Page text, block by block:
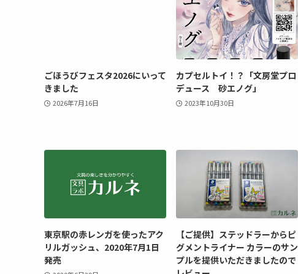
ごほうびフェスタ2026にいって
きました
2026年7月16日
カプセルトイ！？「文房堂プロ
デュース 砂エノグ」
2023年10月30日
東京駅の赤レンガを使ったアク
リルガッシュ、2020年7月1日
発売
【ご提供】ステッドラーからピ
グメントライナー カラーのサン
プルを提供いただきましたので